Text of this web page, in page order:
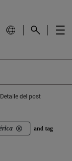
Detalle del post
and tag